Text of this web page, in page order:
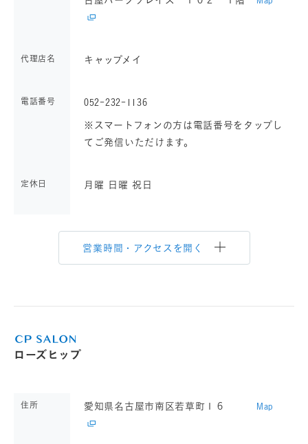
代理店名 キャップメイ
電話番号 052-232-1136
※スマートフォンの方は電話番号をタップし
てご発信いただけます。
定休日 月曜 日曜 祝日
営業時間・アクセスを開く
ローズヒップ
住所 愛知県名古屋市南区若草町１６ Map